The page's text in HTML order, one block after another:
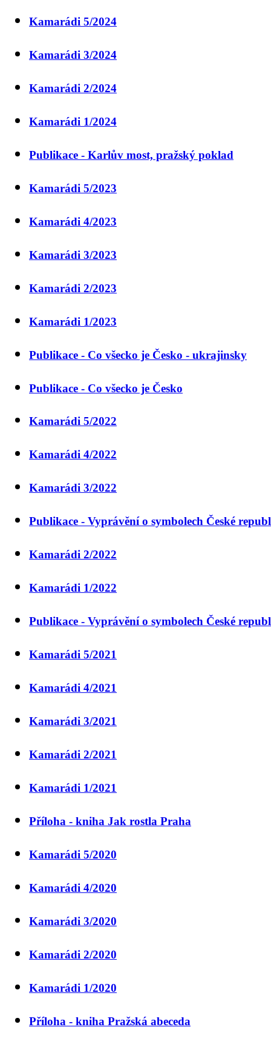
Kamarádi 5/2024
Kamarádi 3/2024
Kamarádi 2/2024
Kamarádi 1/2024
Publikace - Karlův most, pražský poklad
Kamarádi 5/2023
Kamarádi 4/2023
Kamarádi 3/2023
Kamarádi 2/2023
Kamarádi 1/2023
Publikace - Co všecko je Česko - ukrajinsky
Publikace - Co všecko je Česko
Kamarádi 5/2022
Kamarádi 4/2022
Kamarádi 3/2022
Publikace - Vyprávění o symbolech České
Kamarádi 2/2022
Kamarádi 1/2022
Publikace - Vyprávění o symbolech České
Kamarádi 5/2021
Kamarádi 4/2021
Kamarádi 3/2021
Kamarádi 2/2021
Kamarádi 1/2021
Příloha - kniha Jak rostla Praha
Kamarádi 5/2020
Kamarádi 4/2020
Kamarádi 3/2020
Kamarádi 2/2020
Kamarádi 1/2020
Příloha - kniha Pražská abeceda